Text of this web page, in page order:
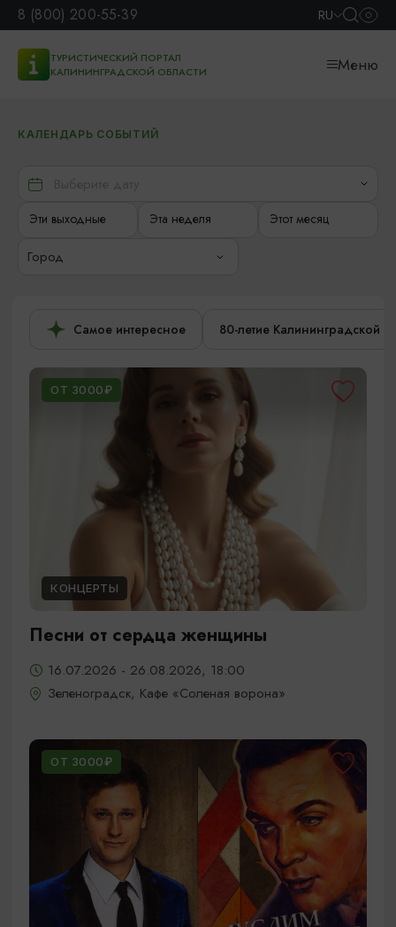
8 (800) 200-55-39 RU
ТУРИСТИЧЕСКИЙ ПОРТАЛ
КАЛИНИНГРАДСКОЙ ОБЛАСТИ
Меню
КАЛЕНДАРЬ СОБЫТИЙ
Эти выходные Эта неделя Этот месяц
Город
Самое интересное 80-летие Калининградской
ОТ 3000₽
КОНЦЕРТЫ
Песни от сердца женщины
16.07.2026 - 26.08.2026, 18:00
Зеленоградск, Кафе «Соленая ворона»
ОТ 3000₽